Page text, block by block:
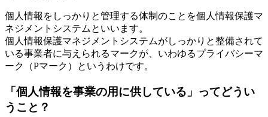
個人情報をしっかりと管理する体制のことを個人情報保護マ
ネジメントシステムといいます。
個人情報保護マネジメントシステムがしっかりと整備されて
いる事業者に与えられるマークが、いわゆるプライバシーマ
ーク（Pマーク）というわけです。
「個人情報を事業の用に供している」ってどうい
うこと？